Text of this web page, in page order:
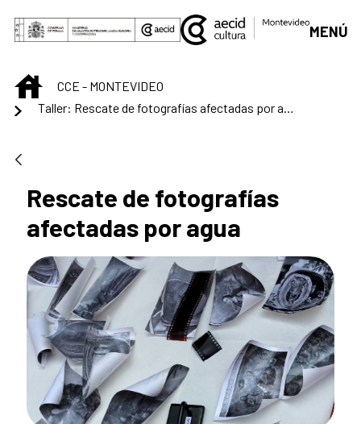
Saltar al contenido principal
MENÚ
INICIOCCE - MONTEVIDEO
Taller: Rescate de fotografías afectadas por agua
Rescate de fotografías
afectadas por agua